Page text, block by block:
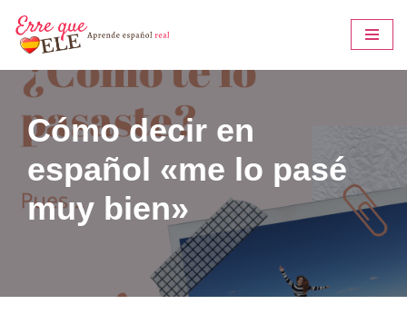
Saltar
al
contenido
Cómo decir en
español «me lo pasé
muy bien»